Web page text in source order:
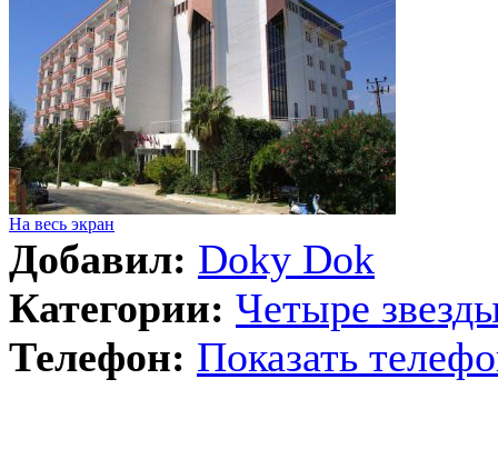
На весь экран
Добавил: Doky Dok
Категории: Четыре
Телефон: Показать